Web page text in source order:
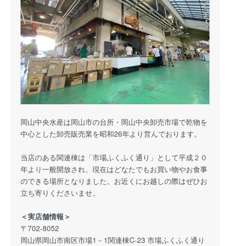
岡山中央水産は岡山市の台所・岡山中央卸売市場で乾物を
中心とした卸売販売業を昭和26年より営んでおります。
当店のある関連棟は「市場ふくふく通り」として平成２０
年より一般開放され、現在はどなたでもお買い物やお食事
のできる場所となりました。お近くにお越しの際はぜひお
立ち寄りくださいませ。
＜実店舗情報＞
〒702-8052
岡山県岡山市南区市場1－1関連棟C-23 市場ふくふく通り